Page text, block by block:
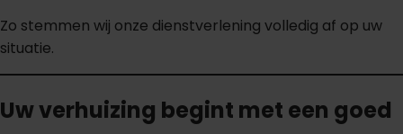
Zo stemmen wij onze dienstverlening volledig af op uw
situatie.
Uw verhuizing begint met een goed